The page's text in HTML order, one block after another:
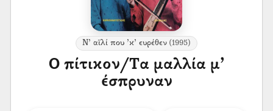
Ν’ αϊλί που ’κ’ ευρέθεν (1995)
Ο πίτικον/Τα μαλλία μ’
έσπρυναν